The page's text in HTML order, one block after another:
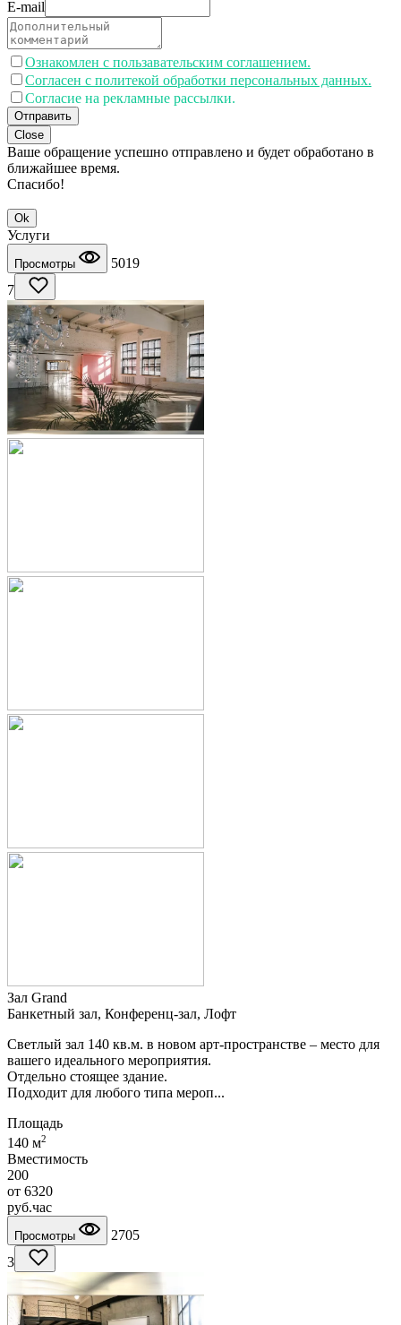
E-mail
Ознакомлен с пользавательским соглашением.
Согласен с политекой обработки персональных данных.
Согласие на рекламные рассылки.
Отправить
Close
Ваше обращение успешно отправлено и будет обработано в
ближайшее время.
Спасибо!
Ok
Услуги
Просмотры
5019
7
Зал Grand
Банкетный зал, Конференц-зал, Лофт
Светлый зал 140 кв.м. в новом арт-пространстве – место для
вашего идеального мероприятия.
Отдельно стоящее здание.
Подходит для любого типа мероп...
Площадь
140 м2
Вместимость
200
от 6320
руб.час
Просмотры
2705
3